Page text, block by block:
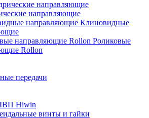
направляющие
Клиновидные
Роликовые
Rollon
передачи
Hiwin